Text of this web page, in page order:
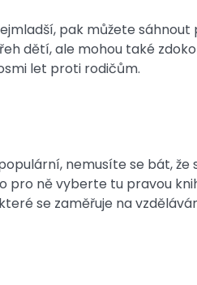
pak můžete sáhnout
dětí, ale mohou také
let proti rodičům.
nemusíte se bát, že
pro ně vyberte tu pravou
se zaměřuje na